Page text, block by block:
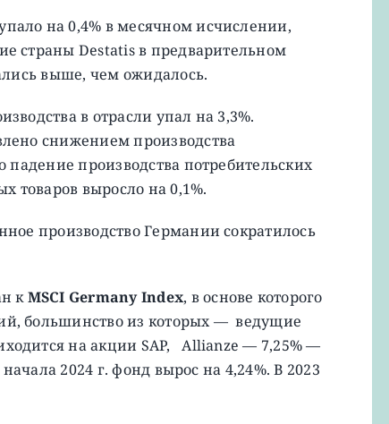
на 0,4% в месячном исчислении,
страны Destatis в предварительном
выше, чем ожидалось.
в отрасли упал на 3,3%.
снижением производства
падение производства потребительских
товаров выросло на 0,1%.
производство Германии сократилось
кMSCI Germany Index, в основе которого
большинство из которых — ведущие
на акции SAP, Allianze — 7,25% —
начала 2024 г. фонд вырос на 4,24%. В 2023